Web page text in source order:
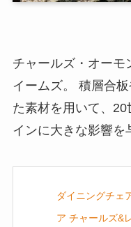
チャールズ・オーモ
イームズ。 積層合
た素材を用いて、
インに大きな影響を
ダイニングチェ
ア チャールズ&